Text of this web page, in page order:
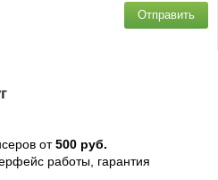
Отправить
от500 руб.
работы, гарантия